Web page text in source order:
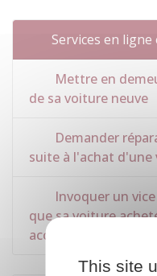
Services en
Mettre en
de sa voiture neuve
Demander
suite à l'achat
Invoquer un
que sa voiture
accidentée
This site